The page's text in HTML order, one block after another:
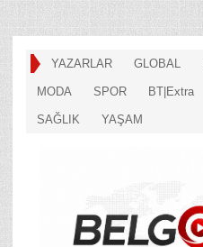
YAZARLAR GLOBAL
MODA SPOR BT|Extra
SAĞLIK YAŞAM